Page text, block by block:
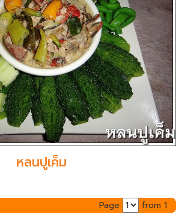
หลนปูเค็ม
Page from 1